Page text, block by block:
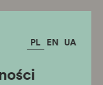
PL EN UA